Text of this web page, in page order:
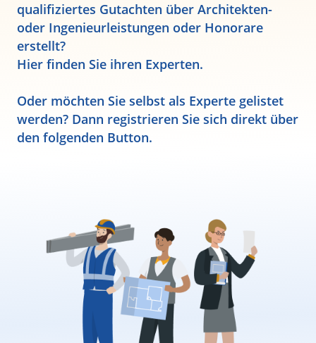
qualifiziertes Gutachten über Architekten-
oder Ingenieurleistungen oder Honorare
erstellt?
Hier finden Sie ihren Experten.
Oder möchten Sie selbst als Experte gelistet
werden? Dann registrieren Sie sich direkt über
den folgenden Button.